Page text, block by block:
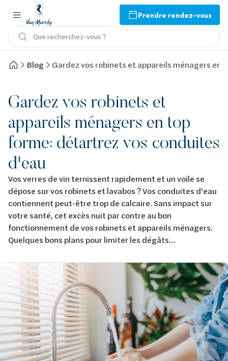
Prendre rendez-vous
Que recherchez-vous ?
Blog Gardez vos robinets et appareils ménagers
Gardez vos robinets et
appareils ménagers en top
forme: détartrez vos conduites
d'eau
Vos verres de vin ternissent rapidement et un voile se
dépose sur vos robinets et lavabos ? Vos conduites d'eau
contiennent peut-être trop de calcaire. Sans impact sur
votre santé, cet excès nuit par contre au bon
fonctionnement de vos robinets et appareils ménagers.
Quelques bons plans pour limiter les dégâts…
Afbeelding